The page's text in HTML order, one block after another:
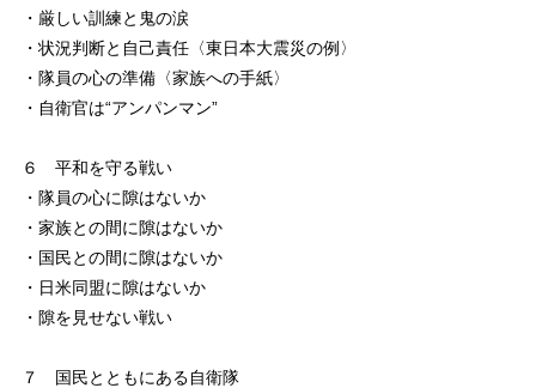
・厳しい訓練と鬼の涙
・状況判断と自己責任〈東日本大震災の例〉
・隊員の心の準備〈家族への手紙〉
・自衛官は“アンパンマン”
６ 平和を守る戦い
・隊員の心に隙はないか
・家族との間に隙はないか
・国民との間に隙はないか
・日米同盟に隙はないか
・隙を見せない戦い
７ 国民とともにある自衛隊